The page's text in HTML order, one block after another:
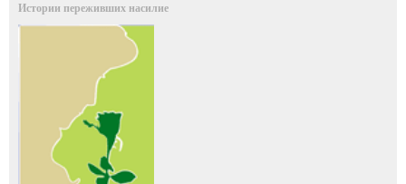
Истории переживших насилие